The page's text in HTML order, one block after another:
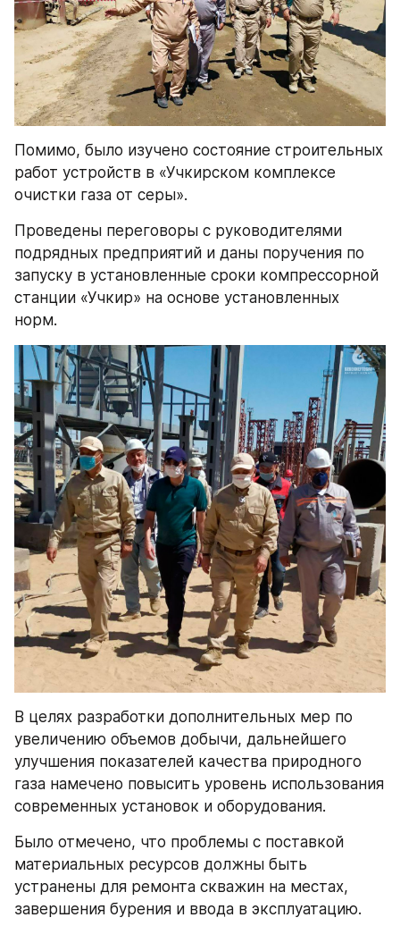
Помимо, было изучено состояние строительных
работ устройств в «Учкирском комплексе
очистки газа от серы».
Проведены переговоры с руководителями
подрядных предприятий и даны поручения по
запуску в установленные сроки компрессорной
станции «Учкир» на основе установленных
норм.
В целях разработки дополнительных мер по
увеличению объемов добычи, дальнейшего
улучшения показателей качества природного
газа намечено повысить уровень использования
современных установок и оборудования.
Было отмечено, что проблемы с поставкой
материальных ресурсов должны быть
устранены для ремонта скважин на местах,
завершения бурения и ввода в эксплуатацию.